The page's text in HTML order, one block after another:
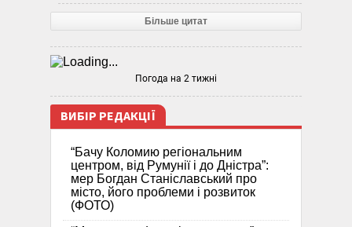
Більше цитат
Погода на 2 тижні
ВИБІР РЕДАКЦІЇ
“Бачу Коломию регіональним
центром, від Румунії і до Дністра”:
мер Богдан Станіславський про
місто, його проблеми і розвиток
(ФОТО)